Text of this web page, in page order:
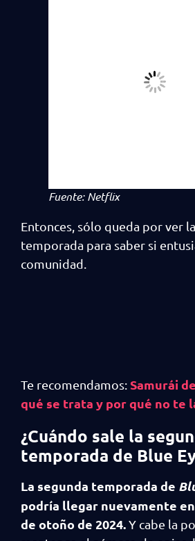
Fuente: Netflix
Entonces, sólo queda por ver
temporada para saber si
comunidad.
Te recomendamos:Samurái
qué se trata y por qué no te
¿Cuándo sale la
temporada de Blue
La segunda temporada de
podría llegar nuevamente
de otoño de 2024.Y cabe la